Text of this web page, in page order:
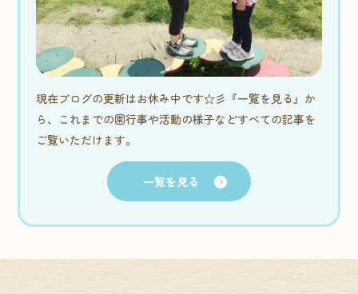
現在ブログの更新はお休み中です☆彡『一覧を見る』か
ら、これまでの園行事や活動の様子などすべての記事を
ご覧いただけます。
一覧を見る